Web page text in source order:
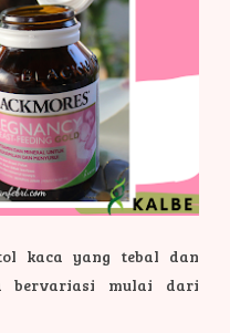
kaca yang tebal dan
bervariasi mulai dari